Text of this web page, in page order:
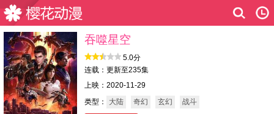
吞噬星空
5.0分
连载：更新至235集
上映：2020-11-29
类型：
大陆 奇幻 玄幻 战斗